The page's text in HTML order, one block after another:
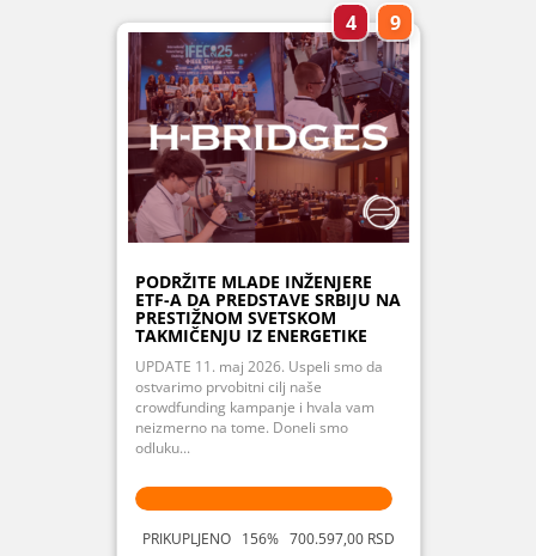
4 9
PODRŽITE MLADE INŽENJERE
ETF-A DA PREDSTAVE SRBIJU NA
PRESTIŽNOM SVETSKOM
TAKMIČENJU IZ ENERGETIKE
UPDATE 11. maj 2026. Uspeli smo da
ostvarimo prvobitni cilj naše
crowdfunding kampanje i hvala vam
neizmerno na tome. Doneli smo
odluku...
PRIKUPLJENO 156% 700.597,00 RSD